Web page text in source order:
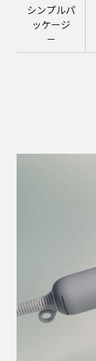
シンプルパ
ッケージ
－